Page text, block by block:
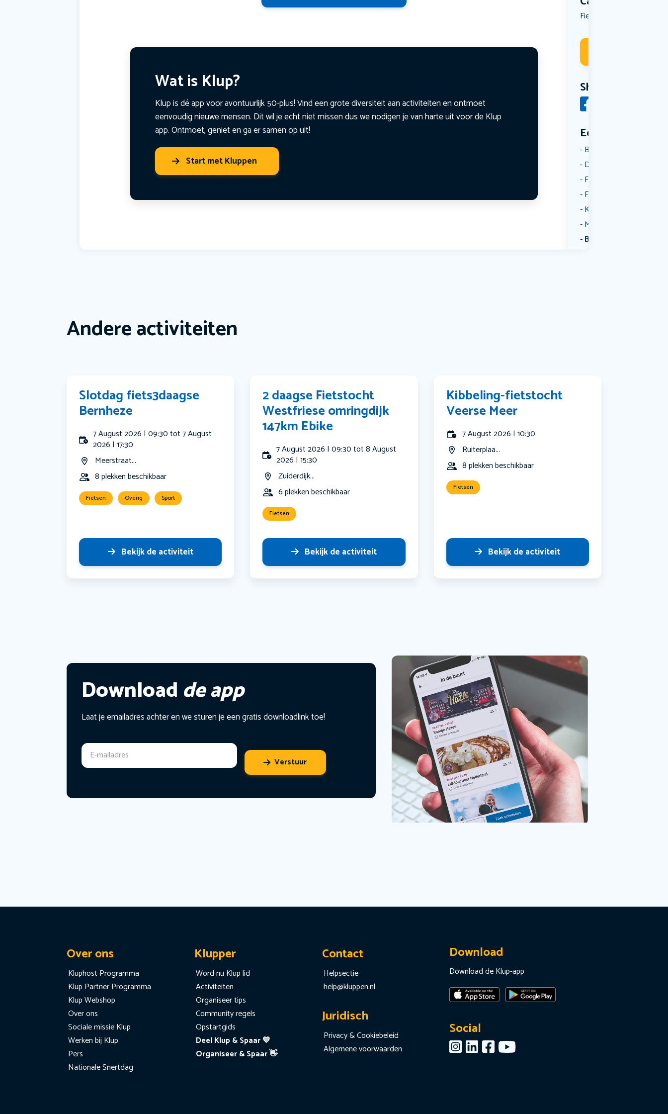
Fietsen
Share
Een aantal
Borrelen
Dansen
Fietsen
Film
Kunst & Cultuur
Muziek
Bekijk alle categorieën
Wat is Klup?
Klup is dé app voor avontuurlijk 50-plus! Vind een grote diversiteit aan activiteiten en ontmoet
eenvoudig nieuwe mensen. Dit wil je echt niet missen dus we nodigen je van harte uit voor de Klup
app. Ontmoet, geniet en ga er samen op uit!
Start met Kluppen
Andere activiteiten
Slotdag fiets3daagse
Bernheze
7 August 2026 | 09:30 tot 7 August
2026 | 17:30
Meerstraat...
8 plekken beschikbaar
Fietsen Overig Sport
Bekijk de activiteit
2 daagse Fietstocht
Westfriese omringdijk
147km Ebike
7 August 2026 | 09:30 tot 8 August
2026 | 15:30
Zuiderdijk...
6 plekken beschikbaar
Fietsen
Bekijk de activiteit
Kibbeling-fietstocht
Veerse Meer
7 August 2026 | 10:30
Ruiterplaa...
8 plekken beschikbaar
Fietsen
Bekijk de activiteit
Download de app
Laat je emailadres achter en we sturen je een gratis downloadlink toe!
Verstuur
Over ons
Kluphost Programma
Klup Partner Programma
Klup Webshop
Over ons
Sociale missie Klup
Werken bij Klup
Pers
Nationale Snertdag
Klupper
Word nu Klup lid
Activiteiten
Organiseer tips
Community regels
Opstartgids
Deel Klup & Spaar 💙
Organiseer & Spaar 👋
Contact
Helpsectie
help@kluppen.nl
Juridisch
Privacy & Cookiebeleid
Algemene voorwaarden
Download
Download de Klup-app
Social